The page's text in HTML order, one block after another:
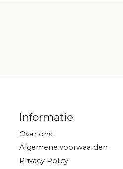
Informatie
Over ons
Algemene voorwaarden
Privacy Policy